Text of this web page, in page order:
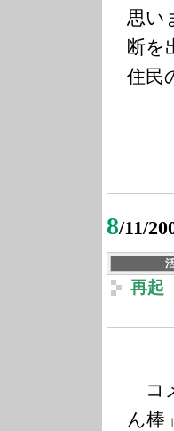
思い
断を
住民
8/11/
再起
コ
ん棒